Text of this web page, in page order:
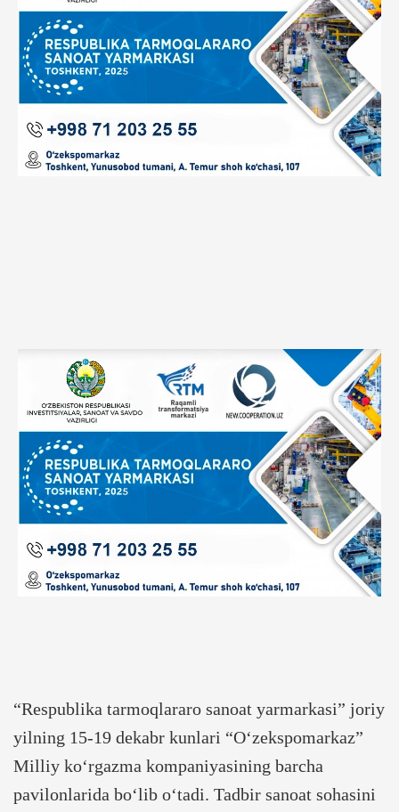
“Respublika tarmoqlararo sanoat yarmarkasi” joriy
yilning 15-19 dekabr kunlari “O‘zekspomarkaz”
Milliy ko‘rgazma kompaniyasining barcha
pavilonlarida bo‘lib o‘tadi. Tadbir sanoat sohasini